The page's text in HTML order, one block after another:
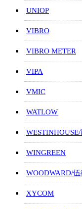
UNIOP
VIBRO
VIBRO METER
VIPA
VMIC
WATLOW
WINGREEN
WOODWARD/
XYCOM